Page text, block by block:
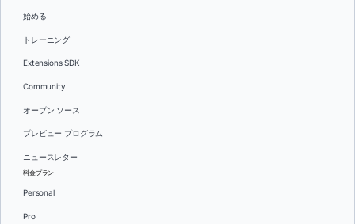
始める
トレーニング
Extensions SDK
Community
オープン ソース
プレビュー プログラム
ニュースレター
料金プラン
Personal
Pro